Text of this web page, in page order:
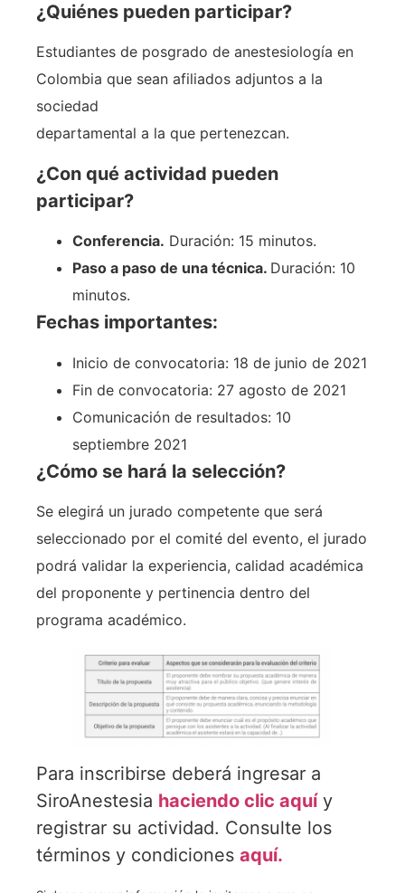
¿Quiénes pueden participar?
Estudiantes de posgrado de anestesiología en
Colombia que sean afiliados adjuntos a la
sociedad
departamental a la que pertenezcan.
¿Con qué actividad pueden
participar?
Conferencia. Duración: 15 minutos.
Paso a paso de una técnica. Duración: 10
minutos.
Fechas importantes:
Inicio de convocatoria: 18 de junio de 2021
Fin de convocatoria: 27 agosto de 2021
Comunicación de resultados: 10
septiembre 2021
¿Cómo se hará la selección?
Se elegirá un jurado competente que será
seleccionado por el comité del evento, el jurado
podrá validar la experiencia, calidad académica
del proponente y pertinencia dentro del
programa académico.
Para inscribirse deberá ingresar a
SiroAnestesia haciendo clic aquíy
registrar su actividad. Consulte los
términos y condiciones aquí.